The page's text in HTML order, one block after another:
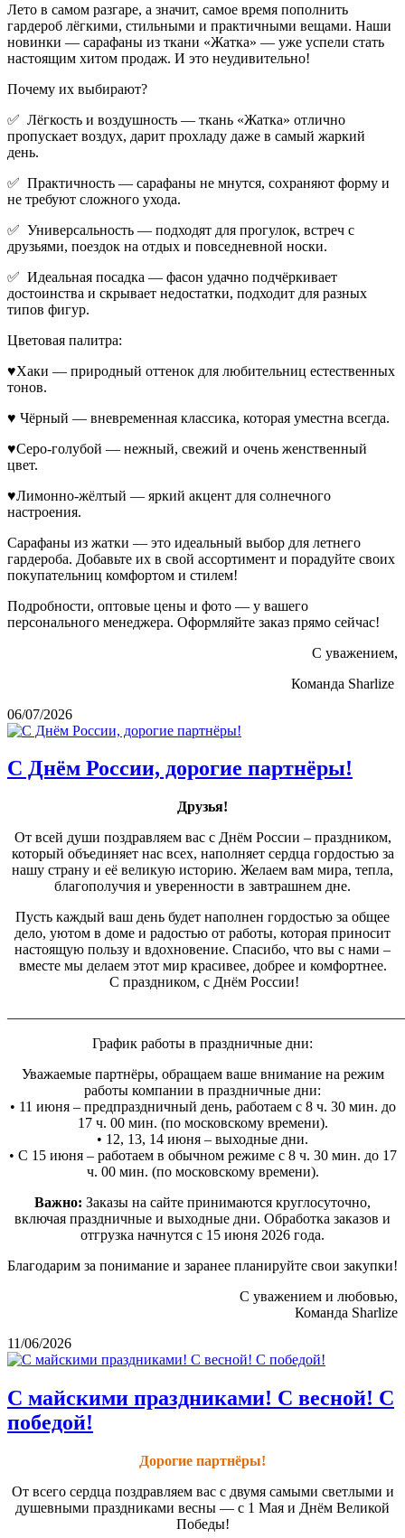
Лето в самом разгаре, а значит, самое время пополнить
гардероб лёгкими, стильными и практичными вещами. Наши
новинки — сарафаны из ткани «Жатка» — уже успели стать
настоящим хитом продаж. И это неудивительно!
Почему их выбирают?
✅ Лёгкость и воздушность — ткань «Жатка» отлично
пропускает воздух, дарит прохладу даже в самый жаркий
день.
✅ Практичность — сарафаны не мнутся, сохраняют форму и
не требуют сложного ухода.
✅ Универсальность — подходят для прогулок, встреч с
друзьями, поездок на отдых и повседневной носки.
✅ Идеальная посадка — фасон удачно подчёркивает
достоинства и скрывает недостатки, подходит для разных
типов фигур.
Цветовая палитра:
♥Хаки — природный оттенок для любительниц естественных
тонов.
♥ Чёрный — вневременная классика, которая уместна всегда.
♥Серо-голубой — нежный, свежий и очень женственный
цвет.
♥Лимонно-жёлтый — яркий акцент для солнечного
настроения.
Сарафаны из жатки — это идеальный выбор для летнего
гардероба. Добавьте их в свой ассортимент и порадуйте своих
покупательниц комфортом и стилем!
Подробности, оптовые цены и фото — у вашего
персонального менеджера. Оформляйте заказ прямо сейчас!
С уважением,
Команда Sharlize
06/07/2026
С Днём России, дорогие партнёры!
Друзья!
От всей души поздравляем вас с Днём России – праздником,
который объединяет нас всех, наполняет сердца гордостью за
нашу страну и её великую историю. Желаем вам мира, тепла,
благополучия и уверенности в завтрашнем дне.
Пусть каждый ваш день будет наполнен гордостью за общее
дело, уютом в доме и радостью от работы, которая приносит
настоящую пользу и вдохновение. Спасибо, что вы с нами –
вместе мы делаем этот мир красивее, добрее и комфортнее.
С праздником, с Днём России!
График работы в праздничные дни:
Уважаемые партнёры, обращаем ваше внимание на режим
работы компании в праздничные дни:
• 11 июня – предпраздничный день, работаем с 8 ч. 30 мин. до
17 ч. 00 мин. (по московскому времени).
• 12, 13, 14 июня – выходные дни.
• С 15 июня – работаем в обычном режиме с 8 ч. 30 мин. до 17
ч. 00 мин. (по московскому времени).
Важно: Заказы на сайте принимаются круглосуточно,
включая праздничные и выходные дни. Обработка заказов и
отгрузка начнутся с 15 июня 2026 года.
Благодарим за понимание и заранее планируйте свои закупки!
С уважением и любовью,
Команда Sharlize
11/06/2026
С майскими праздниками! С весной! С
победой!
Дорогие партнёры!
От всего сердца поздравляем вас с двумя самыми светлыми и
душевными праздниками весны — с 1 Мая и Днём Великой
Победы!